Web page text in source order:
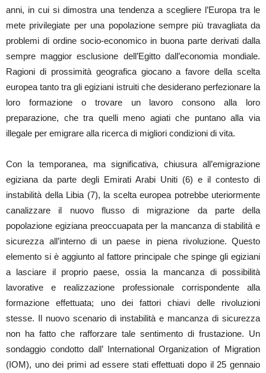
anni, in cui si dimostra una tendenza a scegliere l’Europa tra le
mete privilegiate per una popolazione sempre più travagliata da
problemi di ordine socio-economico in buona parte derivati dalla
sempre maggior esclusione dell’Egitto dall’economia mondiale.
Ragioni di prossimità geografica giocano a favore della scelta
europea tanto tra gli egiziani istruiti che desiderano perfezionare la
loro formazione o trovare un lavoro consono alla loro
preparazione, che tra quelli meno agiati che puntano alla via
illegale per emigrare alla ricerca di migliori condizioni di vita.
Con la temporanea, ma significativa, chiusura all’emigrazione
egiziana da parte degli Emirati Arabi Uniti (6) e il contesto di
instabilità della Libia (7), la scelta europea potrebbe uteriormente
canalizzare il nuovo flusso di migrazione da parte della
popolazione egiziana preoccuapata per la mancanza di stabilità e
sicurezza all’interno di un paese in piena rivoluzione. Questo
elemento si è aggiunto al fattore principale che spinge gli egiziani
a lasciare il proprio paese, ossia la mancanza di possibilità
lavorative e realizzazione professionale corrispondente alla
formazione effettuata; uno dei fattori chiavi delle rivoluzioni
stesse. Il nuovo scenario di instabilità e mancanza di sicurezza
non ha fatto che rafforzare tale sentimento di frustazione. Un
sondaggio condotto dall’ International Organization of Migration
(IOM), uno dei primi ad essere stati effettuati dopo il 25 gennaio